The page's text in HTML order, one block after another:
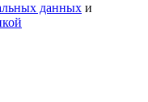
данных и